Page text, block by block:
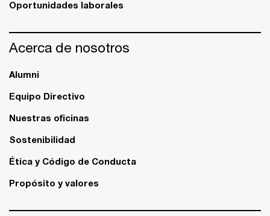
Oportunidades laborales
Acerca de nosotros
Alumni
Equipo Directivo
Nuestras oficinas
Sostenibilidad
Ética y Código de Conducta
Propósito y valores